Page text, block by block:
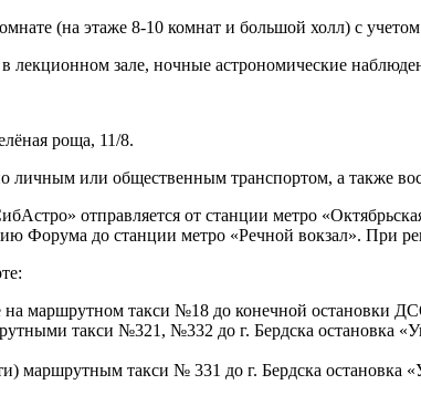
(на этаже 8-10 комнат и большой холл) с
лекционном зале, ночные астрономические
роща, 11/8.
или общественным транспортом, а также
отправляется от станции метро
Форума до станции метро «Речной вокзал». При
на маршрутном такси №18 до конечной
такси №321, №332 до г. Бердска остановка
маршрутным такси № 331 до г. Бердска остановка